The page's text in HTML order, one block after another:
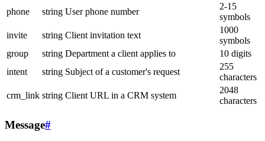
phone
string User phone number
2-15
symbols
invite
string Client invitation text
1000
symbols
group
string Department a client applies to
10 digits
intent
string Subject of a customer's request
255
characters
crm_link string Client URL in a CRM system
2048
characters
Message#